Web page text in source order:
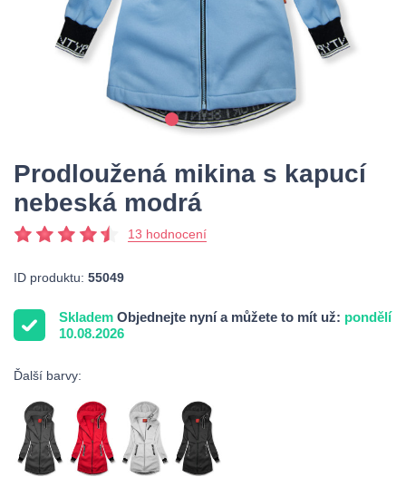
Prodloužená mikina s kapucí
nebeská modrá
13 hodnocení
ID produktu: 55049
Skladem Objednejte nyní a můžete to mít už: pondělí
10.08.2026
Ďalší barvy: